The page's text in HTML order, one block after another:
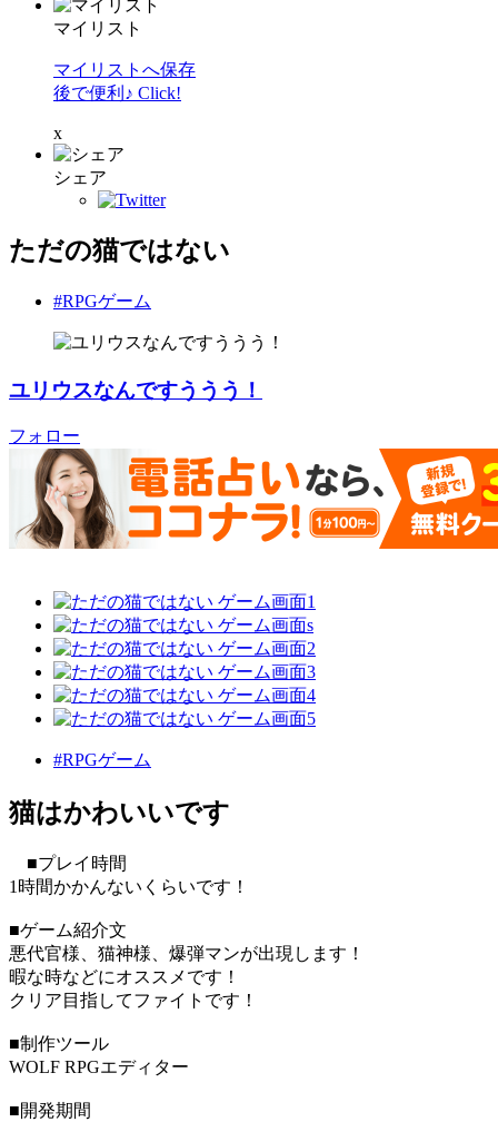
マイリスト
マイリストへ保存
後で便利♪ Click!
x
シェア
ただの猫ではない
#RPGゲーム
ユリウスなんですううう！
フォロー
#RPGゲーム
猫はかわいいです
■プレイ時間
1時間かかんないくらいです！
■ゲーム紹介文
悪代官様、猫神様、爆弾マンが出現します！
暇な時などにオススメです！
クリア目指してファイトです！
■制作ツール
WOLF RPGエディター
■開発期間